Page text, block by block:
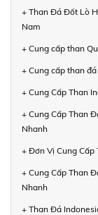
+ Than Đá Đốt Lò
Nam
+ Cung cấp than
+ Cung cấp than
+ Cung Cấp Than
+ Cung Cấp Than
Nhanh
+ Đơn Vị Cung Cấp
+ Cung Cấp Than
Nhanh
+ Than Đá